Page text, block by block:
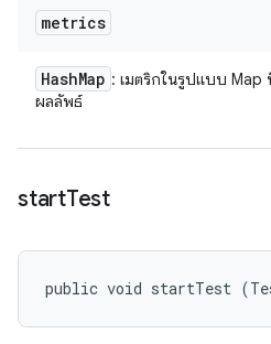
metrics
HashMap : เมตริกในรูปแบบ Map
ผลลัพธ์
startTest
public void startTest